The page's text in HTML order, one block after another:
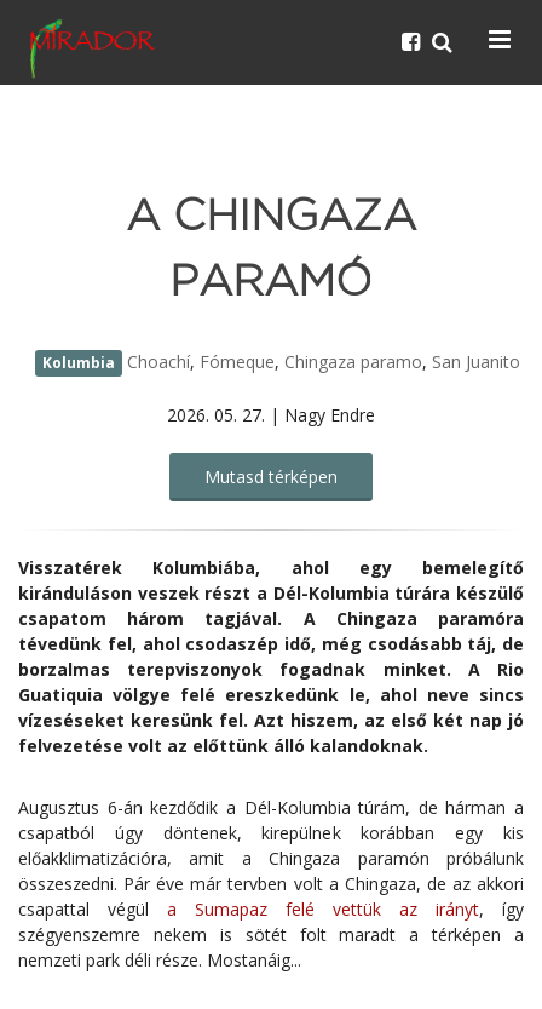
A CHINGAZA
PARAMÓ
Kolumbia Choachí, Fómeque, Chingaza paramo, San Juanito
2026. 05. 27. | Nagy Endre
Mutasd térképen
Visszatérek Kolumbiába, ahol egy bemelegítő
kiránduláson veszek részt a Dél-Kolumbia túrára készülő
csapatom három tagjával. A Chingaza paramóra
tévedünk fel, ahol csodaszép idő, még csodásabb táj, de
borzalmas terepviszonyok fogadnak minket. A Rio
Guatiquia völgye felé ereszkedünk le, ahol neve sincs
vízeséseket keresünk fel. Azt hiszem, az első két nap jó
felvezetése volt az előttünk álló kalandoknak.
Augusztus 6-án kezdődik a Dél-Kolumbia túrám, de hárman a
csapatból úgy döntenek, kirepülnek korábban egy kis
előakklimatizációra, amit a Chingaza paramón próbálunk
összeszedni. Pár éve már tervben volt a Chingaza, de az akkori
csapattal végül a Sumapaz felé vettük az irányt, így
szégyenszemre nekem is sötét folt maradt a térképen a
nemzeti park déli része. Mostanáig...